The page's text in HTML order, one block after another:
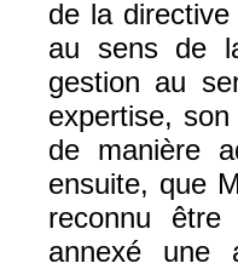
de la
au sens de
gestion au
expertise,
de manière
ensuite, que
reconnu
annexé une